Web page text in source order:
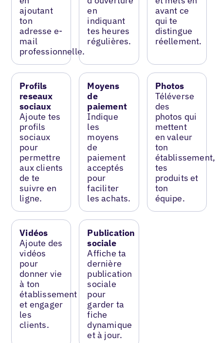
ajoutant
ton
adresse e-
mail
professionnelle.
en
indiquant
tes heures
régulières.
avant ce
qui te
distingue
réellement.
Profils
reseaux
sociaux
Ajoute tes
profils
sociaux
pour
permettre
aux clients
de te
suivre en
ligne.
Moyens
de
paiement
Indique
les
moyens
de
paiement
acceptés
pour
faciliter
les achats.
Photos
Téléverse
des
photos qui
mettent
en valeur
ton
établissement,
tes
produits et
ton
équipe.
Vidéos
Ajoute des
vidéos
pour
donner vie
à ton
établissement
et engager
les
clients.
Publication
sociale
Affiche ta
dernière
publication
sociale
pour
garder ta
fiche
dynamique
et à jour.